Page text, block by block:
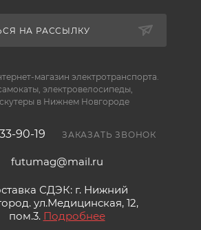
НА РАССЫЛКУ
магазин электротранспорта.
электровелосипеды,
в Нижнем Новгороде
90-19 ЗАКАЗАТЬ ЗВОНОК
futumag@mail.ru
СДЭК: г. Нижний
ул.Медицинская, 12,
пом.3. Подробнее